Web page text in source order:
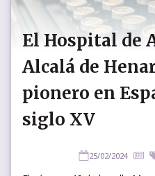
El Hospital de
Alcalá de
pionero en
siglo XV
25/02/2024